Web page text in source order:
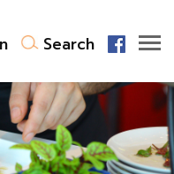
Search